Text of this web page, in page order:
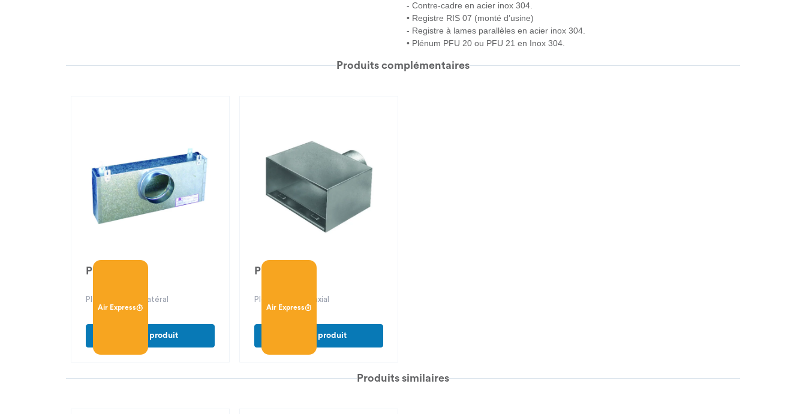
- Contre-cadre en acier inox 304.
• Registre RIS 07 (monté d’usine)
- Registre à lames parallèles en acier inox 304.
• Plénum PFU 20 ou PFU 21 en Inox 304.
Produits complémentaires
Air Express
PFU 21
Plénum piquage latéral
Voir le produit
Air Express
PFU 20
Plénum piquage axial
Voir le produit
Produits similaires